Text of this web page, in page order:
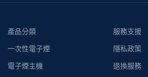
產品分類
一次性電子煙
電子煙主機
服務支援
隱私政策
退換服務